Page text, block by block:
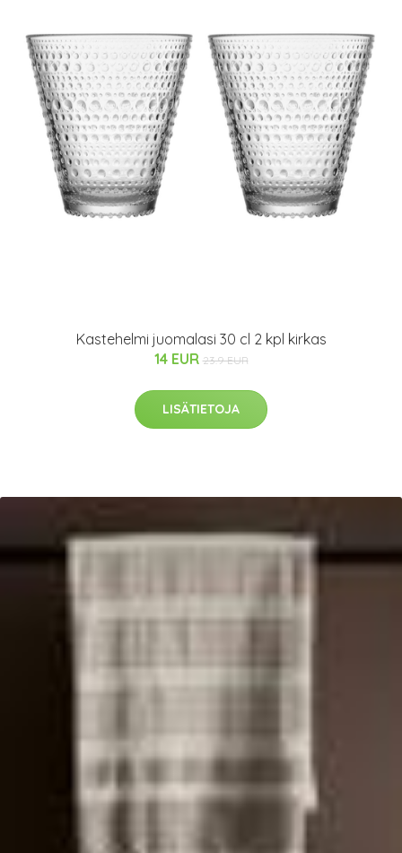
Kastehelmi juomalasi 30 cl 2 kpl kirkas
14 EUR 23.9 EUR
LISÄTIETOJA